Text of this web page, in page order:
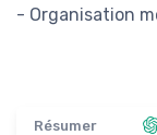
- Organisation
Résumer